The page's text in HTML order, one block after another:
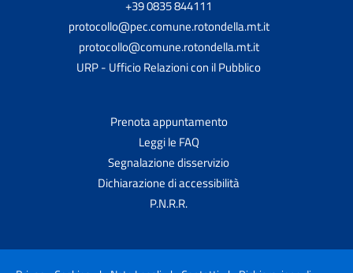
+39 0835 844111
protocollo@pec.comune.rotondella.mt.it
protocollo@comune.rotondella.mt.it
URP - Ufficio Relazioni con il Pubblico
Prenota appuntamento
Leggi le FAQ
Segnalazione disservizio
Dichiarazione di accessibilità
P.N.R.R.